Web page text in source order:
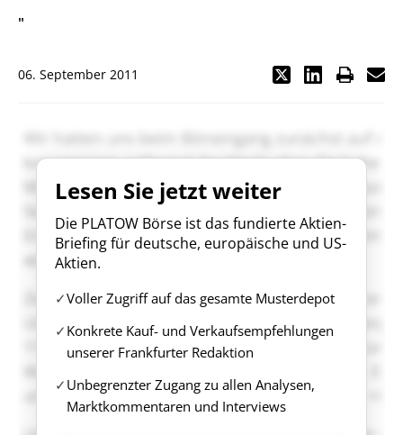
"
06. September 2011
Lesen Sie jetzt weiter
Die PLATOW Börse ist das fundierte Aktien-
Briefing für deutsche, europäische und US-
Aktien.
Voller Zugriff auf das gesamte Musterdepot
Konkrete Kauf- und Verkaufsempfehlungen
unserer Frankfurter Redaktion
Unbegrenzter Zugang zu allen Analysen,
Marktkommentaren und Interviews